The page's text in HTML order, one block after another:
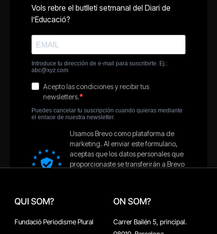
QUI SOM?
Fundació Periodisme Plural
ON SOM?
Carrer Bailén 5, principal.